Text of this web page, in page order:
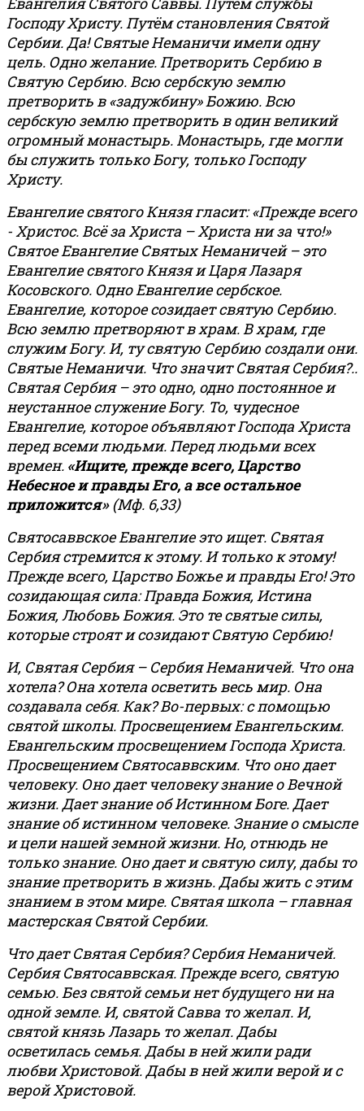
Господу Христу. Путём становления Святой
Сербии. Да! Святые Неманичи имели одну
цель. Одно желание. Претворить Сербию в
Святую Сербию. Всю сербскую землю
претворить в «задужбину» Божию. Всю
сербскую землю претворить в один великий
огромный монастырь. Монастырь, где могли
бы служить только Богу, только Господу
Христу.
Евангелие святого Князя гласит: «Прежде всего
- Христос. Всё за Христа – Христа ни за что!»
Святое Евангелие Святых Неманичей – это
Евангелие святого Князя и Царя Лазаря
Косовского. Одно Евангелие сербское.
Евангелие, которое созидает святую Сербию.
Всю землю претворяют в храм. В храм, где
служим Богу. И, ту святую Сербию создали они.
Святые Неманичи. Что значит Святая Сербия?..
Святая Сербия – это одно, одно постоянное и
неустанное служение Богу. То, чудесное
Евангелие, которое объявляют Господа Христа
перед всеми людьми. Перед людьми всех
времен. «Ищите, прежде всего, Царство
Небесное и правды Его, а все остальное
приложится»(Мф. 6,33)
Святосаввское Евангелие это ищет. Святая
Сербия стремится к этому. И только к этому!
Прежде всего, Царство Божье и правды Его! Это
созидающая сила: Правда Божия, Истина
Божия, Любовь Божия. Это те святые силы,
которые строят и созидают Святую Сербию!
И, Святая Сербия – Сербия Неманичей. Что она
хотела? Она хотела осветить весь мир. Она
создавала себя. Как? Во-первых: с помощью
святой школы. Просвещением Евангельским.
Евангельским просвещением Господа Христа.
Просвещением Святосаввским. Что оно дает
человеку. Оно дает человеку знание о Вечной
жизни. Дает знание об Истинном Боге. Дает
знание об истинном человеке. Знание о смысле
и цели нашей земной жизни. Но, отнюдь не
только знание. Оно дает и святую силу, дабы то
знание претворить в жизнь. Дабы жить с этим
знанием в этом мире. Святая школа – главная
мастерская Святой Сербии.
Что дает Святая Сербия? Сербия Неманичей.
Сербия Святосаввская. Прежде всего, святую
семью. Без святой семьи нет будущего ни на
одной земле. И, святой Савва то желал. И,
святой князь Лазарь то желал. Дабы
осветилась семья. Дабы в ней жили ради
любви Христовой. Дабы в ней жили верой и с
верой Христовой.